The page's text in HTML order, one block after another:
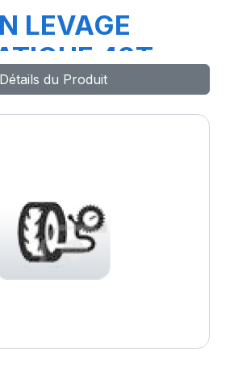
LEVAGE
43T
Détails du Produit